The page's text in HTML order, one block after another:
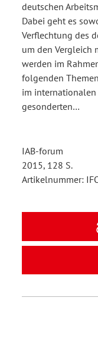
deutschen
Dabei geht es
Verflechtung des
um den Vergleich
werden im
folgenden
im internationalen
gesonderten…
IAB-forum
2015, 128 S.
Artikelnummer: